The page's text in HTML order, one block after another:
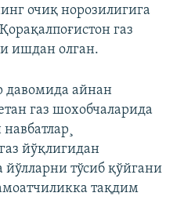
очиқ норозилигига
газ
ишдан олган.
давомида айнан
газ шохобчаларида
йўқлигидан
тўсиб қўйгани
тақдим